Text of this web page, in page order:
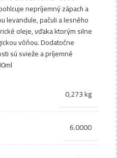
nepríjemný zápach a
levandule, pačuli a lesného
oleje, vďaka ktorým silne
vôňou. Dodatočne
sú svieže a príjemné
0,273 kg
6.0000